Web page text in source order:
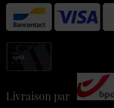
Livraison par